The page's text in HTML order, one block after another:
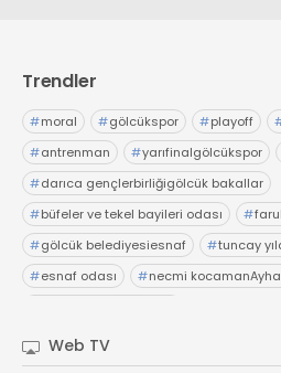
Trendler
#moral #gölcükspor #playoff
#antrenman #yarıfinalgölcükspor
#darıca gençlerbirliğigölcük bakallar
#büfeler ve tekel bayileri odası #
#gölcük belediyesiesnaf #tuncay
#esnaf odası #necmi
Web TV